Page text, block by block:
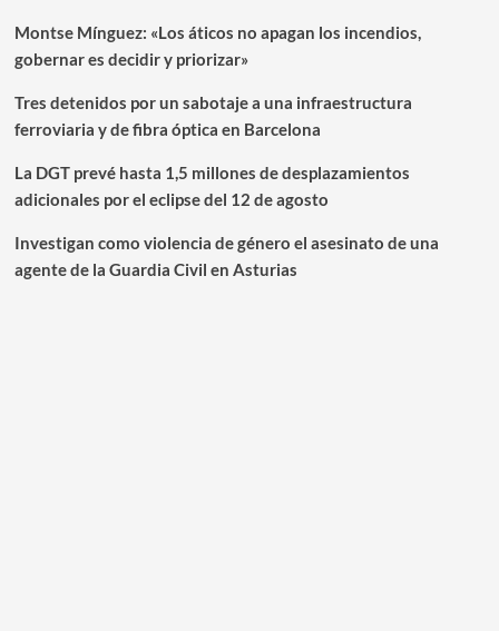
Montse Mínguez: «Los áticos no apagan los incendios,
gobernar es decidir y priorizar»
Tres detenidos por un sabotaje a una infraestructura
ferroviaria y de fibra óptica en Barcelona
La DGT prevé hasta 1,5 millones de desplazamientos
adicionales por el eclipse del 12 de agosto
Investigan como violencia de género el asesinato de una
agente de la Guardia Civil en Asturias